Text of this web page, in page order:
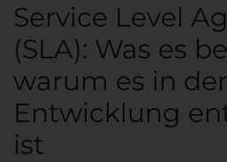
Service Level
(SLA): Was es
warum es in
Entwicklung
ist